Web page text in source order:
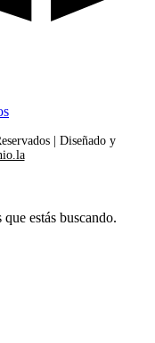
| Diseñado y
estás buscando.